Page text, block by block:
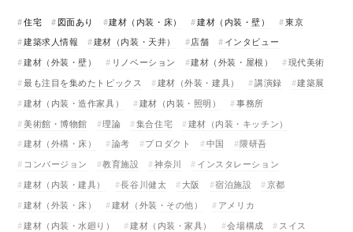
住宅 図面あり 建材（内装・床） 建材（内装・壁）
東京
建築求人情報
建材（内装・天井） 店舗
インタビュー
建材（外装・壁）
リノベーション 建材（外装・屋根）
現代美術
最も注目を集めたトピックス
建材（外装・建具） 講演録
建築展
建材（内装・造作家具）
建材（内装・照明）
事務所
美術館・博物館
理論 集合住宅
建材（内装・キッチン）
建材（外構・床）
論考 プロダクト 中国
隈研吾
コンバージョン
教育施設 神奈川
インスタレーション
建材（内装・建具）
長谷川健太 大阪 宿泊施設
京都
建材（外装・床）
建材（外装・その他）
アメリカ
建材（内装・水廻り）
建材（内装・家具） 会場構成
スイス